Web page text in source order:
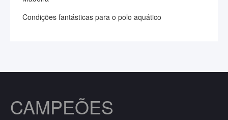
Condições fantásticas para o polo aquático
CAMPEÕES